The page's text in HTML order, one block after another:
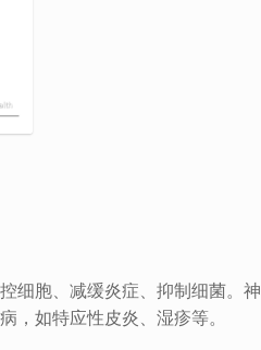
细胞、减缓炎症、抑制细菌。神
如特应性皮炎、湿疹等。